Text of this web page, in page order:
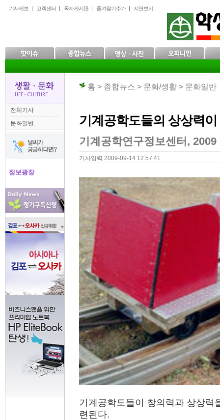
문
로
인
바
위
바
기사제보 고객센터 독자게시판 즐겨찾기추가 지면보기
전체기사
문화일반
정보광장
홈 > 종합뉴스 > 문화/생활 > 문화일반
기계공학도들의 상상력
기계공학연구정보센터,
기사입력 2009-09-14 12:57:41
기계공학도들이 창의력과 상상력
련된다.